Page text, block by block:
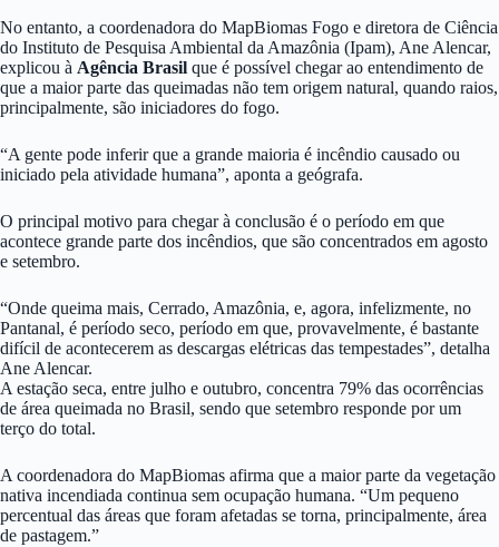
No entanto, a coordenadora do MapBiomas Fogo e diretora de Ciência
do Instituto de Pesquisa Ambiental da Amazônia (Ipam), Ane Alencar,
explicou à Agência Brasil que é possível chegar ao entendimento de
que a maior parte das queimadas não tem origem natural, quando raios,
principalmente, são iniciadores do fogo.
“A gente pode inferir que a grande maioria é incêndio causado ou
iniciado pela atividade humana”, aponta a geógrafa.
O principal motivo para chegar à conclusão é o período em que
acontece grande parte dos incêndios, que são concentrados em agosto
e setembro.
“Onde queima mais, Cerrado, Amazônia, e, agora, infelizmente, no
Pantanal, é período seco, período em que, provavelmente, é bastante
difícil de acontecerem as descargas elétricas das tempestades”, detalha
Ane Alencar.
A estação seca, entre julho e outubro, concentra 79% das ocorrências
de área queimada no Brasil, sendo que setembro responde por um
terço do total.
A coordenadora do MapBiomas afirma que a maior parte da vegetação
nativa incendiada continua sem ocupação humana. “Um pequeno
percentual das áreas que foram afetadas se torna, principalmente, área
de pastagem.”